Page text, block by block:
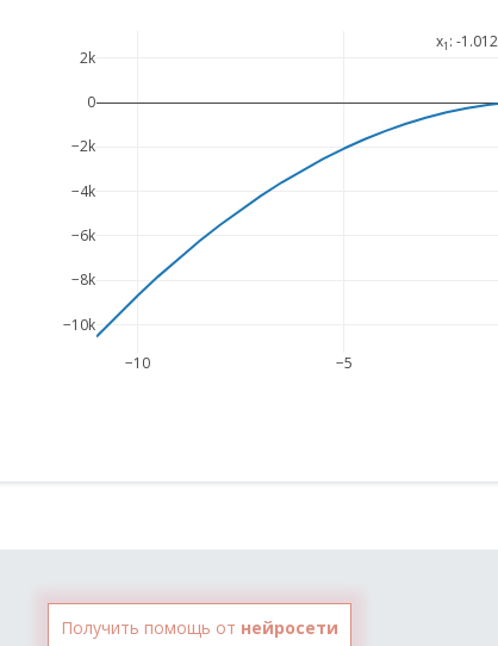
−10 −5
−10k
−8k
−6k
−4k
−2k
0
2k
x1 : -
Получить помощь от нейросети